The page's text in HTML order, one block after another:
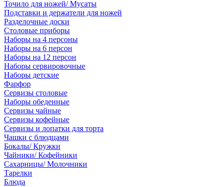
Точило для ножей/ Мусаты
Подставки и держатели для ножей
Разделочные доски
Столовые приборы
Наборы на 4 персоны
Наборы на 6 персон
Наборы на 12 персон
Наборы сервировочные
Наборы детские
Фарфор
Сервизы столовые
Наборы обеденные
Сервизы чайные
Сервизы кофейные
Сервизы и лопатки для торта
Чашки с блюдцами
Бокалы/ Кружки
Чайники/ Кофейники
Сахарницы/ Молочники
Тарелки
Блюда